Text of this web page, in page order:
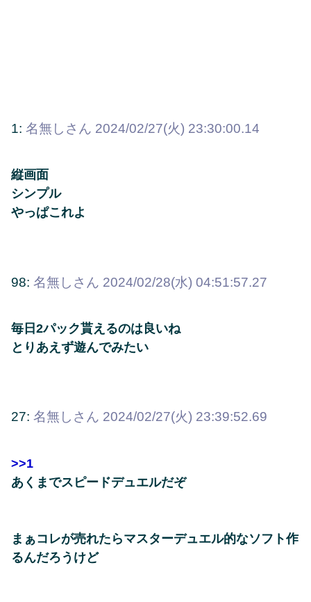
1: 名無しさん 2024/02/27(火) 23:30:00.14
縦画面
シンプル
やっぱこれよ
98: 名無しさん 2024/02/28(水) 04:51:57.27
毎日2パック貰えるのは良いね
とりあえず遊んでみたい
27: 名無しさん 2024/02/27(火) 23:39:52.69
>>1
あくまでスピードデュエルだぞ
まぁコレが売れたらマスターデュエル的なソフト作
るんだろうけど